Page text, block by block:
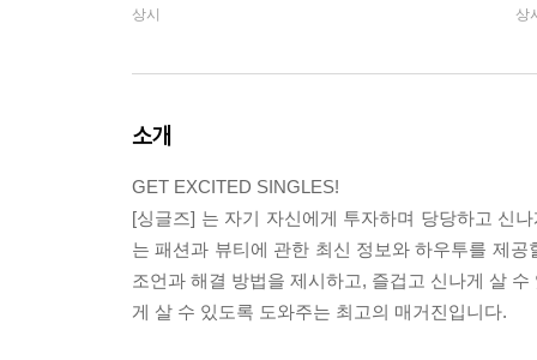
상시 상
소개
GET EXCITED SINGLES!
[싱글즈] 는 자기 자신에게 투자하며 당당하고 신
는 패션과 뷰티에 관한 최신 정보와 하우투를 제
조언과 해결 방법을 제시하고, 즐겁고 신나게 살
게 살 수 있도록 도와주는 최고의 매거진입니다.